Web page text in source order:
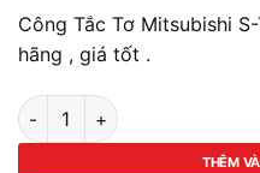
Công Tắc Tơ Mitsubishi
hãng , giá tốt .
Công Tắc Tơ Mitsubishi S-
THÊM